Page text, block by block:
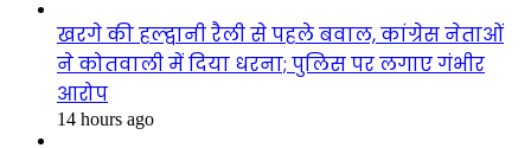
खरगे की हल्द्वानी रैली से पहले बवाल, कांग्रेस नेताओं
ने कोतवाली में दिया धरना; पुलिस पर लगाए गंभीर
आरोप
14 hours ago